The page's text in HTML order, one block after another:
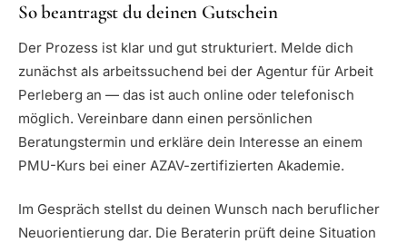
So beantragst du deinen Gutschein
Der Prozess ist klar und gut strukturiert. Melde dich
zunächst als arbeitssuchend bei der Agentur für Arbeit
Perleberg an — das ist auch online oder telefonisch
möglich. Vereinbare dann einen persönlichen
Beratungstermin und erkläre dein Interesse an einem
PMU-Kurs bei einer AZAV-zertifizierten Akademie.
Im Gespräch stellst du deinen Wunsch nach beruflicher
Neuorientierung dar. Die Beraterin prüft deine Situation